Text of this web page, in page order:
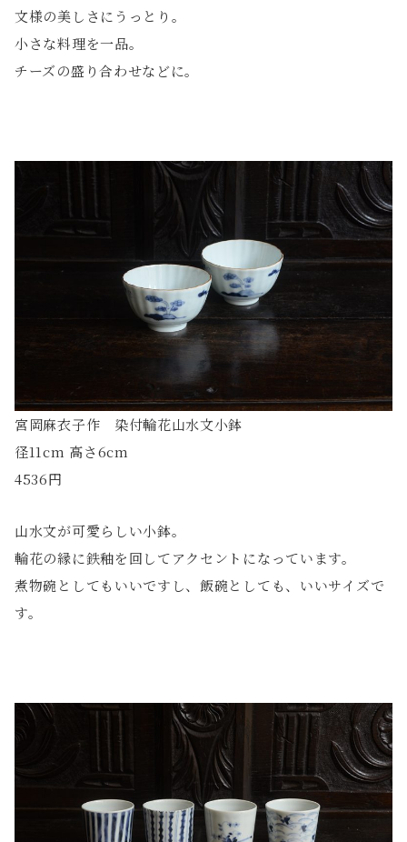
文様の美しさにうっとり。
小さな料理を一品。
チーズの盛り合わせなどに。
宮岡麻衣子作 染付輪花山水文小鉢
径11cm 高さ6cm
4536円
山水文が可愛らしい小鉢。
輪花の縁に鉄釉を回してアクセントになっています。
煮物碗としてもいいですし、飯碗としても、いいサイズで
す。